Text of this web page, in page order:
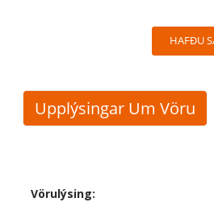
HAFÐU
Upplýsingar Um Vöru
Vörulýsing: